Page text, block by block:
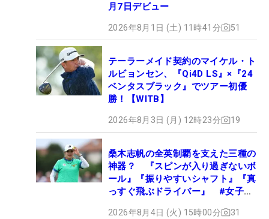
月7日デビュー
2026年8月1日 (土) 11時41分 51
テーラーメイド契約のマイケル・ト
ルビョンセン、『Qi4D LS』×『24
ベンタスブラック』でツアー初優
勝！【WITB】
2026年8月3日 (月) 12時23分 19
桑木志帆の全英制覇を支えた三種の
神器？ 『スピンが入り過ぎないボ
ール』『振りやすいシャフト』『真
っすぐ飛ぶドライバー』 #女子プ
2026年8月4日 (火) 15時00分 31